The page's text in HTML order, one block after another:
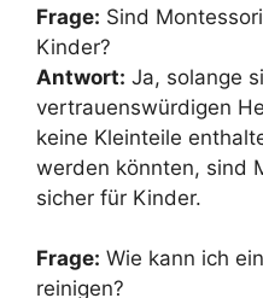
Frage: Sind
Kinder?
Antwort: Ja, solange
vertrauenswürdigen
keine Kleinteile
werden könnten, sind
sicher für Kinder.
Frage: Wie kann ich
reinigen?